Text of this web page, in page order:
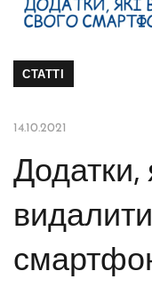
СТАТТІ
14.10.2021
Додатки,